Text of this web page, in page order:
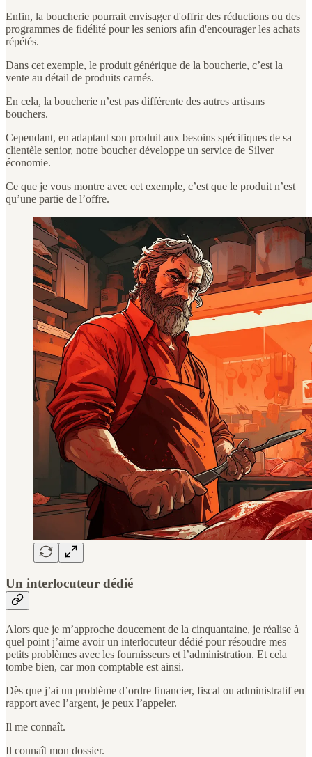
Enfin, la boucherie pourrait envisager d'offrir des réductions ou des
programmes de fidélité pour les seniors afin d'encourager les achats
répétés.
Dans cet exemple, le produit générique de la boucherie, c’est la
vente au détail de produits carnés.
En cela, la boucherie n’est pas différente des autres artisans
bouchers.
Cependant, en adaptant son produit aux besoins spécifiques de sa
clientèle senior, notre boucher développe un service de Silver
économie.
Ce que je vous montre avec cet exemple, c’est que le produit n’est
qu’une partie de l’offre.
Un interlocuteur dédié
Alors que je m’approche doucement de la cinquantaine, je réalise à
quel point j’aime avoir un interlocuteur dédié pour résoudre mes
petits problèmes avec les fournisseurs et l’administration. Et cela
tombe bien, car mon comptable est ainsi.
Dès que j’ai un problème d’ordre financier, fiscal ou administratif en
rapport avec l’argent, je peux l’appeler.
Il me connaît.
Il connaît mon dossier.